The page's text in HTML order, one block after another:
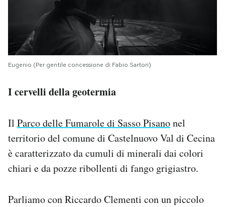
Eugenio (Per gentile concessione di Fabio Sartori)
I cervelli della geotermia
Il Parco delle Fumarole di Sasso Pisanonel
territorio del comune di Castelnuovo Val di Cecina
è caratterizzato da cumuli di minerali dai colori
chiari e da pozze ribollenti di fango grigiastro.
Parliamo con Riccardo Clementi con un piccolo